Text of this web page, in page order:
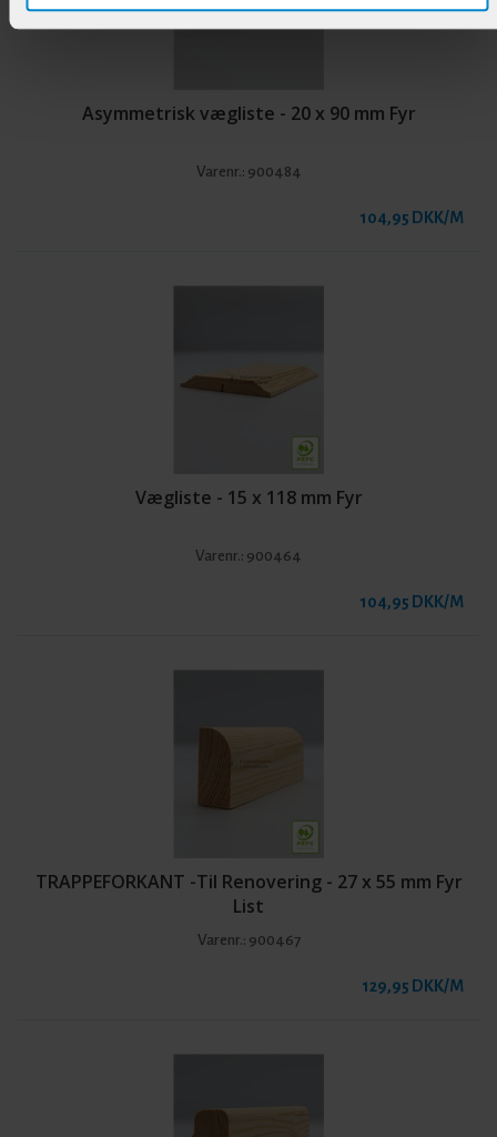
Asymmetrisk vægliste - 20 x 90 mm Fyr
Varenr.: 900484
104,95 DKK/M
Vægliste - 15 x 118 mm Fyr
Varenr.: 900464
104,95 DKK/M
TRAPPEFORKANT -Til Renovering - 27 x 55 mm Fyr
List
Varenr.: 900467
129,95 DKK/M